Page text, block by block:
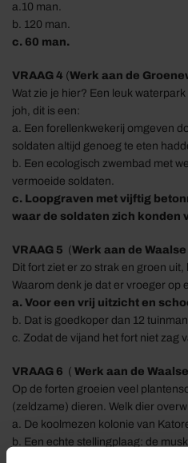
a.10 man.
b. 120 man.
c. 60 man.
VRAAG 4 (Werk aan de
Wat zie je hier? Een l euk waterpark
joh, dit is een:
a. Een forellenkwekerij omgeven
soldaten altijd genoeg te eten
b. Een ecologisch zwembad met
vermoeide soldaten.
c. Loopgraven met vijftig
waar de soldaten zich konden
VRAAG 5 (Werk aan de
Dit fort ziet er zo strak en groen
Waarom denk je dat er vroeger op
a. Voor een vrij uitzicht en
b. Dat is goedkoper dan 12
c. Zodat de vijand het fort niet zag
VRAAG 6 ( Werk aan de
Op de forten groeien veel
(ze ldzame) dieren. Welk dier
a. De koolmezen kolonie van
b. Een echte stellingplaag: de m
c. Beschermde vleermuizen